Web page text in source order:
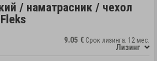
/ наматрасник / чехол
9.05 € Срок лизинга: 12 мес.
Лизинг